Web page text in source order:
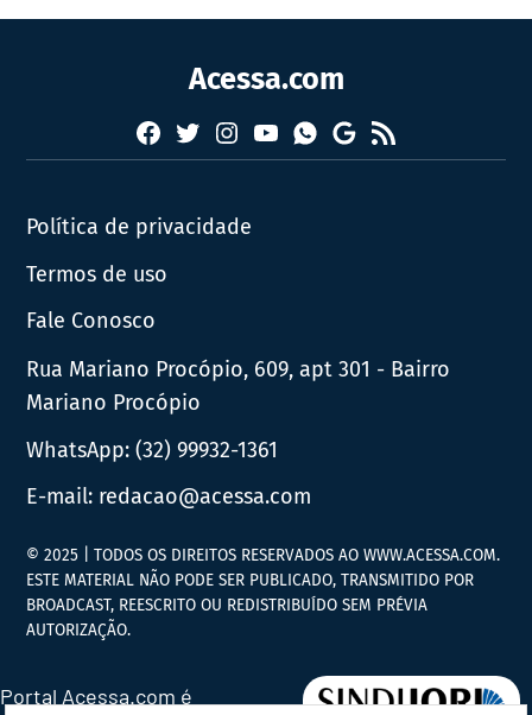
Acessa.com
Facebook
TwitterInstagram
YouTubeWhatsapp
Google
News
RSS
Política de privacidade
Termos de uso
Fale Conosco
Rua Mariano Procópio, 609, apt 301 - Bairro
Mariano Procópio
WhatsApp:(32) 99932-1361
E-mail: redacao@acessa.com
© 2025 | TODOS OS DIREITOS RESERVADOS AO WWW.ACESSA.COM.
ESTE MATERIAL NÃO PODE SER PUBLICADO, TRANSMITIDO POR
BROADCAST, REESCRITO OU REDISTRIBUÍDO SEM PRÉVIA
AUTORIZAÇÃO.
Portal Acessa.com é